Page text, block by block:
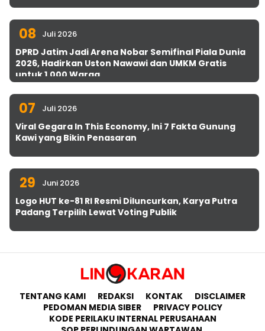
08 Juli 2026
DPRD Jatim Jadi Arena Nobar Semifinal Piala Dunia
2026, Hadirkan Uston Nawawi dan UMKM Gratis
untuk 1.000 Warga
07 Juli 2026
Viral Gegara In This Economy, Ini 7 Fakta Gunung
Kawi yang Bikin Penasaran
29 Juni 2026
Logo HUT ke-81 RI Resmi Diluncurkan, Karya Putra
Padang Terpilih Lewat Voting Publik
TENTANG KAMI REDAKSI KONTAK
DISCLAIMER
PEDOMAN MEDIA SIBER
PRIVACY POLICY
KODE PERILAKU INTERNAL PERUSAHAAN